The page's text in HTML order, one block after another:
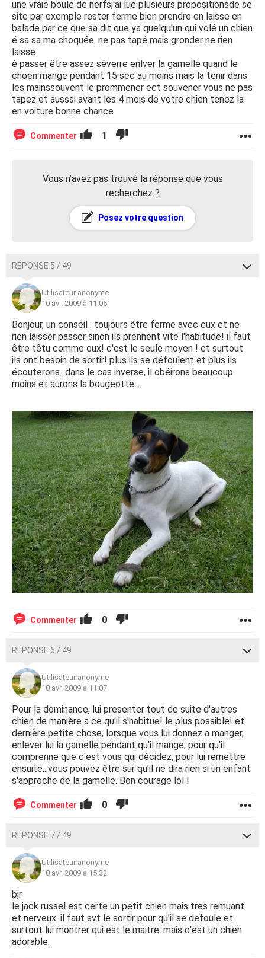
une vraie boule de nerfsj'ai lue plusieurs propositionsde se
site par exemple rester ferme bien prendre en laisse en
balade par ce que sa dit que ya quelqu'un qui volé un chien
é sa sa ma choquée. ne pas tapé mais gronder ne rien
laisse
é passer être assez séverre enlver la gamelle quand le
choen mange pendant 15 sec au moins mais la tenir dans
les mainssouvent le prommener ect souvener vous ne pas
tapez et ausssi avant les 4 mois de votre chien tenez la
en voiture bonne chance
Commenter 1
Vous n’avez pas trouvé la réponse que vous
recherchez ?
Posez votre question
RÉPONSE 5 / 49
Utilisateur anonyme
10 avr. 2009 à 11:05
Bonjour, un conseil : toujours être ferme avec eux et ne
rien laisser passer sinon ils prennent vite l'habitude! il faut
être têtu comme eux! c'est le seule moyen ! et surtout
ils ont besoin de sortir! plus ils se défoulent et plus ils
écouterons...dans le cas inverse, il obéirons beaucoup
moins et aurons la bougeotte...
Commenter 0
RÉPONSE 6 / 49
Utilisateur anonyme
10 avr. 2009 à 11:07
Pour la dominance, lui presenter tout de suite d'autres
chien de manière a ce qu'il s'habitue! le plus possible! et
dernière petite chose, lorsque vous lui donnez a manger,
enlever lui la gamelle pendant qu'il mange, pour qu'il
comprenne que c'est vous qui décidez, pour lui remettre
ensuite...vous pouvez être sur qu'il ne dira rien si un enfant
s'approche de la gamelle. Bon courage lol !
Commenter 0
RÉPONSE 7 / 49
Utilisateur anonyme
10 avr. 2009 à 15:32
bjr
le jack russel est certe un petit chien mais tres remuant
et nerveux. il faut svt le sortir pour qu'il se defoule et
surtout lui montrer qui est le maitre. mais c'est un chien
adorable.